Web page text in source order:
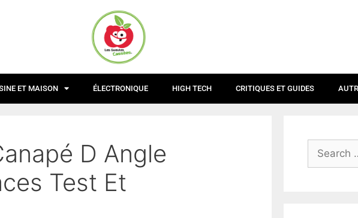
ET MAISON ÉLECTRONIQUE HIGH TECH CRITIQUES ET GUIDES
D Angle
Test Et